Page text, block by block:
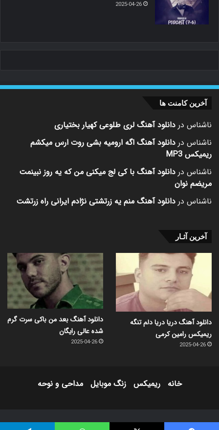
2025-04-26
آخرین کامنت ها
ناشناس در دانلود آهنگ لری طلوعی کهیار بختیاری
ناشناس در دانلود آهنگ اگه ارومیه بشی روت ارس میکشم
ریمیکس MP3
ناشناس در دانلود آهنگ با کی لج میکنی من که یه روز نبینمت
مریضم نوان
ناشناس در دانلود آهنگ منم یه زرتشتی نژادم ایرانی راه زرتشت
آخرین آثـار
دانلود آهنگ دریا دریا دلم تنگه
ریمیکس رامین کرمی
2025-04-26
دانلود آهنگ بعد من باکی سرت گرم
شده عالی رایگان
2025-04-26
خانه ریمیکس زنگ موبایل مداحی و نوحه